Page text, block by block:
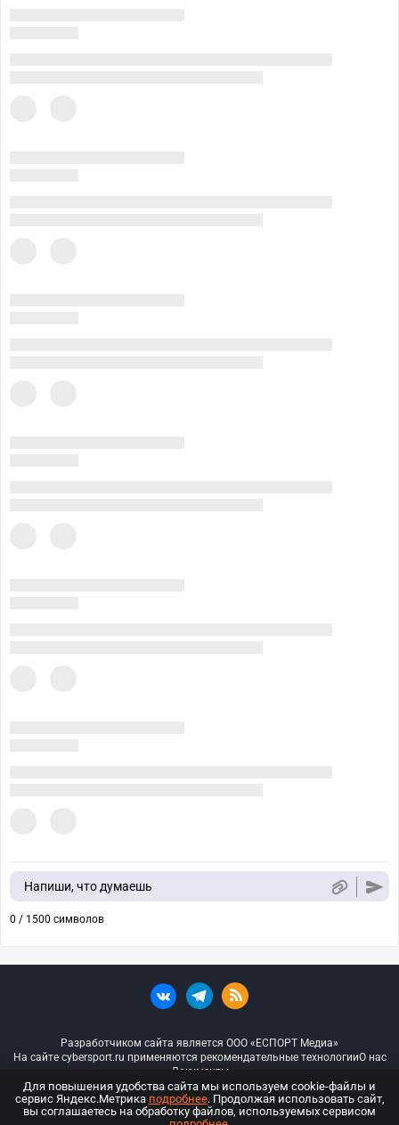
Напиши, что думаешь
0 / 1500 символов
Разработчиком сайта является ООО «ЕСПОРТ Медиа»
На сайте cybersport.ru применяются рекомендательные технологииО нас
Документы
© ООО «Киберспорт.ру» — Все права защищены
Для повышения удобства сайта мы используем cookie-файлы и
сервис Яндекс.Метрика подробнее. Продолжая использовать сайт,
вы соглашаетесь на обработку файлов, используемых сервисом